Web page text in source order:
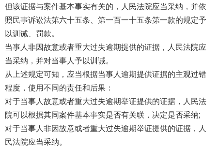
但该证据与案件基本事实有关的，人民法院应当采纳，并依
照民事诉讼法第六十五条、第一百一十五条第一款的规定予
以训诫、罚款。
当事人非因故意或者重大过失逾期提供的证据，人民法院应
当采纳，并对当事人予以训诫。
从上述规定可知，应当根据当事人逾期提供证据的主观过错
程度，使用不同的责任和后果：
对于当事人故意或者重大过失逾期举证提供的证据，人民法
院可以根据其同案件基本事实是否有关联，决定是否采纳;
对于当事人非因故意或者重大过失逾期举证提供的证据，人
民法院应当采纳。